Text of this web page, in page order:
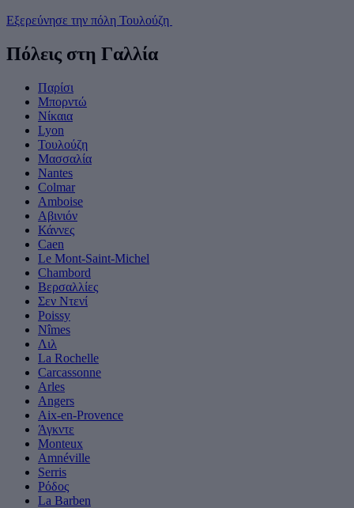
Εξερεύνησε την πόλη Τουλούζη
Πόλεις στη Γαλλία
Παρίσι
Μπορντώ
Νίκαια
Lyon
Τουλούζη
Μασσαλία
Nantes
Colmar
Amboise
Αβινιόν
Κάννες
Caen
Le Mont-Saint-Michel
Chambord
Βερσαλλίες
Σεν Ντενί
Poissy
Nîmes
Λιλ
La Rochelle
Carcassonne
Arles
Angers
Aix-en-Provence
Άγκντε
Monteux
Amnéville
Serris
Ρόδος
La Barben